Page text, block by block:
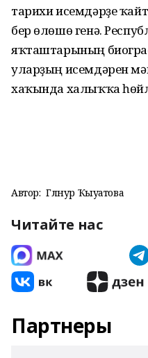
тарихи исемдәрҙе
бер өлөшө генә.
яҡташтарының
уларҙың исемдәрен
хаҡында халыҡҡа
Автор: Гөлнур Ҡыуатова
Читайте нас
Партнеры